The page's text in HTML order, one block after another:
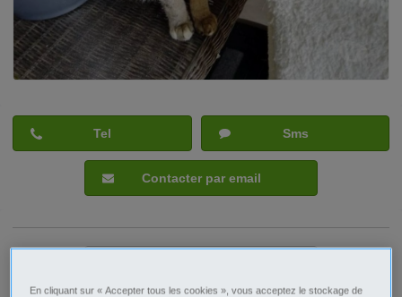
Tel Sms
Contacter par email
En cliquant sur « Accepter tous les cookies », vous acceptez le stockage de